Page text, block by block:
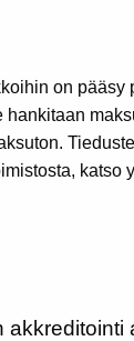
on pääsy
hankitaan
katso
akkreditointi